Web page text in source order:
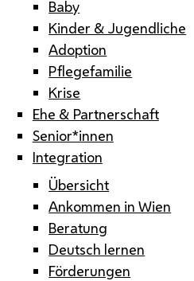
Baby
Kinder & Jugendliche
Adoption
Pflegefamilie
Krise
Ehe & Partnerschaft
Senior*innen
Integration
Übersicht
Ankommen in Wien
Beratung
Deutsch lernen
Förderungen